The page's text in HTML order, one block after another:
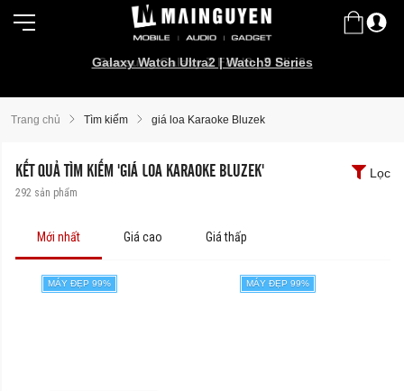
Galaxy Watch Ultra2 | Watch9 Series
Samsung Galaxy Z Fold8 | Z Flip8
Trang chủ Tìm kiếm giá loa Karaoke Bluzek
KẾT QUẢ TÌM KIẾM 'GIÁ LOA KARAOKE BLUZEK'
292 sản phẩm
Lọc
Mới nhất Giá cao Giá thấp
MÁY ĐẸP 99% MÁY ĐẸP 99%